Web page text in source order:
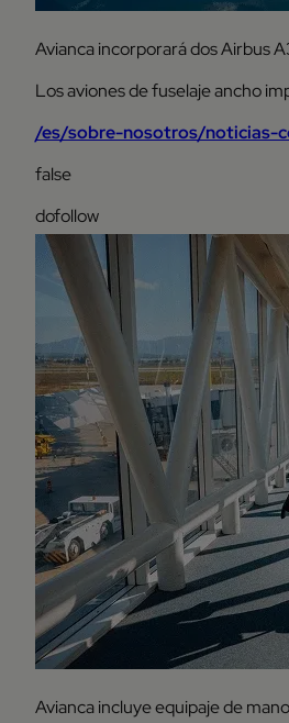
Avianca incorporará dos Airbus
Los aviones de fuselaje ancho
/es/sobre-nosotros/noticias-
false
dofollow
Avianca incluye equipaje de